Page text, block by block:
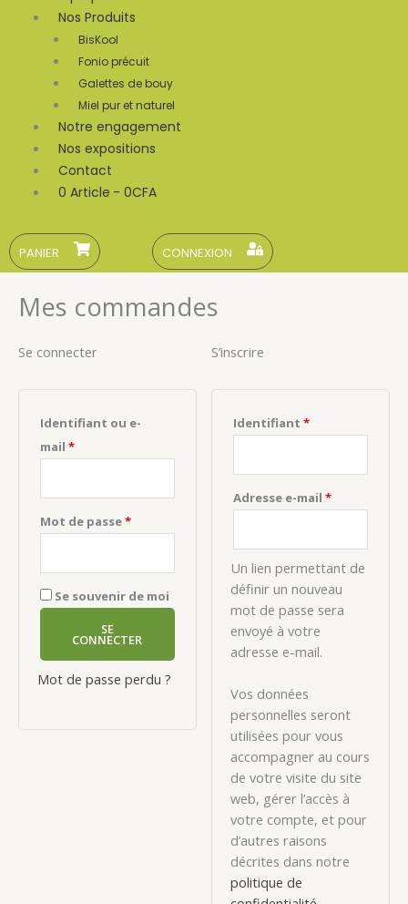
Nos Produits
BisKool
Fonio précuit
Galettes de bouy
Miel pur et naturel
Notre engagement
Nos expositions
Contact
0 Article
0CFA
PANIER CONNEXION
Mes commandes
Se connecter
Identifiant ou e-
mail *
Mot de passe*
Se souvenir de moi
SE
CONNECTER
Mot de passe perdu ?
S’inscrire
Identifiant*
Adresse e-mail*
Un lien permettant de
définir un nouveau
mot de passe sera
envoyé à votre
adresse e-mail.
Vos données
personnelles seront
utilisées pour vous
accompagner au cours
de votre visite du site
web, gérer l’accès à
votre compte, et pour
d’autres raisons
décrites dans notre
politique de